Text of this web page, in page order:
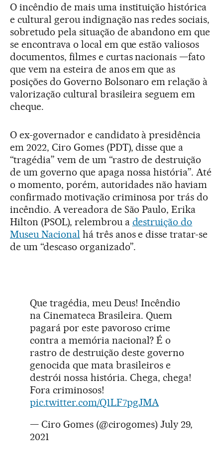
O incêndio de mais uma instituição histórica
e cultural gerou indignação nas redes sociais,
sobretudo pela situação de abandono em que
se encontrava o local em que estão valiosos
documentos, filmes e curtas nacionais —fato
que vem na esteira de anos em que as
posições do Governo Bolsonaro em relação à
valorização cultural brasileira seguem em
cheque.
O ex-governador e candidato à presidência
em 2022, Ciro Gomes (PDT), disse que a
“tragédia” vem de um “rastro de destruição
de um governo que apaga nossa história”. Até
o momento, porém, autoridades não haviam
confirmado motivação criminosa por trás do
incêndio. A vereadora de São Paulo, Erika
Hilton (PSOL), relembrou a destruição do
Museu Nacional há três anos e disse tratar-se
de um “descaso organizado”.
Que tragédia, meu Deus! Incêndio
na Cinemateca Brasileira. Quem
pagará por este pavoroso crime
contra a memória nacional? É o
rastro de destruição deste governo
genocida que mata brasileiros e
destrói nossa história. Chega, chega!
Fora criminosos!
pic.twitter.com/Q1LF7pgJMA
— Ciro Gomes (@cirogomes) July 29,
2021